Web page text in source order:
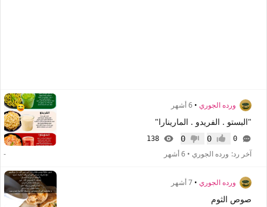
ورده الجوري • 6 أشهر
"البستو . الفريدو . المارينارا"
0 إعجاب0 عدم إعجاب
0
138
آخر رد: ورده الجوري • 6 أشهر -
ورده الجوري • 7 أشهر
صوص الثوم